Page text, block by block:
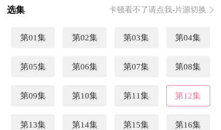
藏自身力量，不为人知地介入故
这种设定的席德，为了击溃妄想
选集 卡顿看不了请点我-片源切换
第01集 第02集 第03集 第04集
第05集 第06集 第07集 第08集
第09集 第10集 第11集 第12集
第13集 第14集 第15集 第16集